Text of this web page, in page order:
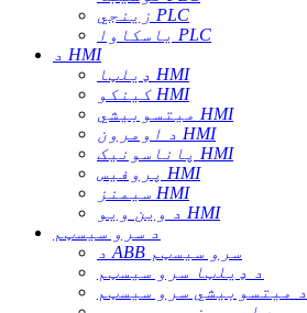
زینجي PLC
یاسکاوا PLC
د HMI
ډیلټا HMI
کینکو HMI
میتسوبیشي HMI
د اومرون HMI
پاناسونیک HMI
پروفیس HMI
سیمنز HMI
د وین ویو HMI
د سرو سیسټم
د ABB سرو سیسټم
د ډیلټا سرو سیسټم
د میتسوبیشي سرو سیسټم